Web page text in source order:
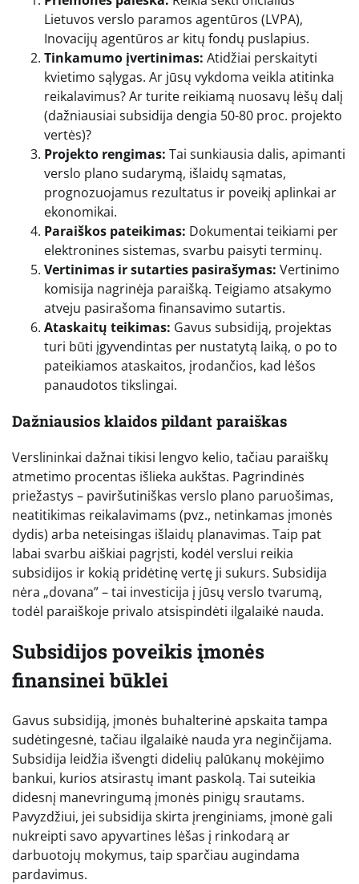
Lietuvos verslo paramos agentūros (LVPA),
Inovacijų agentūros ar kitų fondų puslapius.
Tinkamumo įvertinimas: Atidžiai perskaityti
kvietimo sąlygas. Ar jūsų vykdoma veikla atitinka
reikalavimus? Ar turite reikiamą nuosavų lėšų dalį
(dažniausiai subsidija dengia 50-80 proc. projekto
vertės)?
Projekto rengimas: Tai sunkiausia dalis, apimanti
verslo plano sudarymą, išlaidų sąmatas,
prognozuojamus rezultatus ir poveikį aplinkai ar
ekonomikai.
Paraiškos pateikimas: Dokumentai teikiami per
elektronines sistemas, svarbu paisyti terminų.
Vertinimas ir sutarties pasirašymas: Vertinimo
komisija nagrinėja paraišką. Teigiamo atsakymo
atveju pasirašoma finansavimo sutartis.
Ataskaitų teikimas: Gavus subsidiją, projektas
turi būti įgyvendintas per nustatytą laiką, o po to
pateikiamos ataskaitos, įrodančios, kad lėšos
panaudotos tikslingai.
Dažniausios klaidos pildant paraiškas
Verslininkai dažnai tikisi lengvo kelio, tačiau paraiškų
atmetimo procentas išlieka aukštas. Pagrindinės
priežastys – paviršutiniškas verslo plano paruošimas,
neatitikimas reikalavimams (pvz., netinkamas įmonės
dydis) arba neteisingas išlaidų planavimas. Taip pat
labai svarbu aiškiai pagrįsti, kodėl verslui reikia
subsidijos ir kokią pridėtinę vertę ji sukurs. Subsidija
nėra „dovana” – tai investicija į jūsų verslo tvarumą,
todėl paraiškoje privalo atsispindėti ilgalaikė nauda.
Subsidijos poveikis įmonės
finansinei būklei
Gavus subsidiją, įmonės buhalterinė apskaita tampa
sudėtingesnė, tačiau ilgalaikė nauda yra neginčijama.
Subsidija leidžia išvengti didelių palūkanų mokėjimo
bankui, kurios atsirastų imant paskolą. Tai suteikia
didesnį manevringumą įmonės pinigų srautams.
Pavyzdžiui, jei subsidija skirta įrenginiams, įmonė gali
nukreipti savo apyvartines lėšas į rinkodarą ar
darbuotojų mokymus, taip sparčiau augindama
pardavimus.